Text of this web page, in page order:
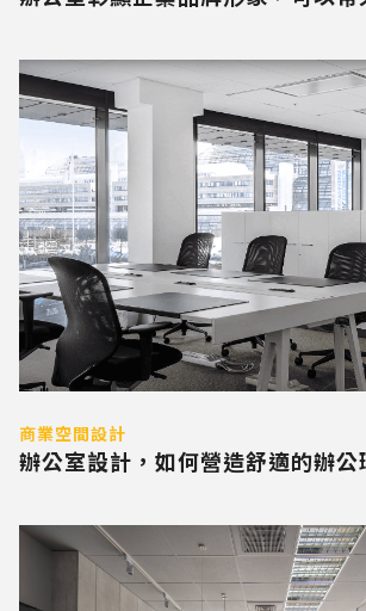
商業空間設計
辦公室設計，如何營造舒適的辦公